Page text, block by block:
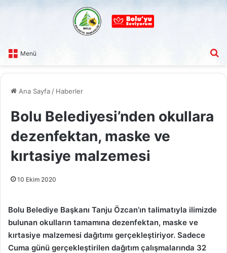
Menü
Ana Sayfa / Haberler
Bolu Belediyesi’nden okullara
dezenfektan, maske ve
kırtasiye malzemesi
10 Ekim 2020
Bolu Belediye Başkanı Tanju Özcan’ın talimatıyla ilimizde
bulunan okulların tamamına dezenfektan, maske ve
kırtasiye malzemesi dağıtımı gerçekleştiriyor. Sadece
Cuma günü gerçekleştirilen dağıtım çalışmalarında 32